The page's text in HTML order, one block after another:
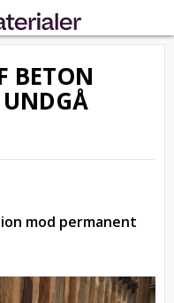
BETON
mod permanent